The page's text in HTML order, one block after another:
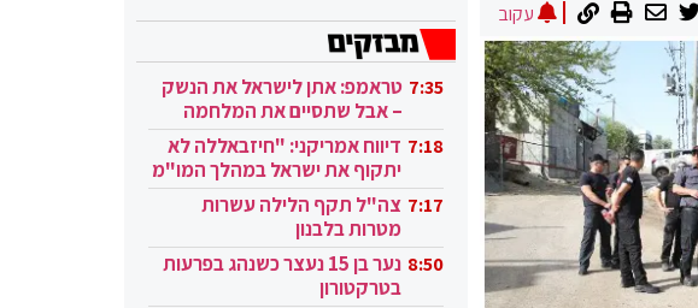
עקוב
7:35 טראמפ: אתן לישראל את הנשק
– אבל שתסיים את המלחמה
בעזה 7:18 דיווח אמריקני: "חיזבאללה לא
יתקוף את ישראל במהלך המו"מ
בקטאר" 7:17 צה"ל תקף הלילה עשרות
מטרות בלבנון
8:50
נער בן 15 נעצר כשנהג בפרעות
בטרקטורון